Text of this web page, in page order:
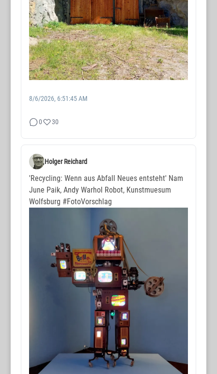
8/6/2026, 6:51:45 AM
0 30
Holger Reichard
'Recycling: Wenn aus Abfall Neues entsteht' Nam
June Paik, Andy Warhol Robot, Kunstmuesum
Wolfsburg #FotoVorschlag
WORTMAX
www.wortmax.de
Buchvorstellungen und Beobachtungen
www.wortmax.com
Das Kreativ-Netzwerk
www.wortmax.net
Holger Reichard
post@wortmax.net
Datenschutz